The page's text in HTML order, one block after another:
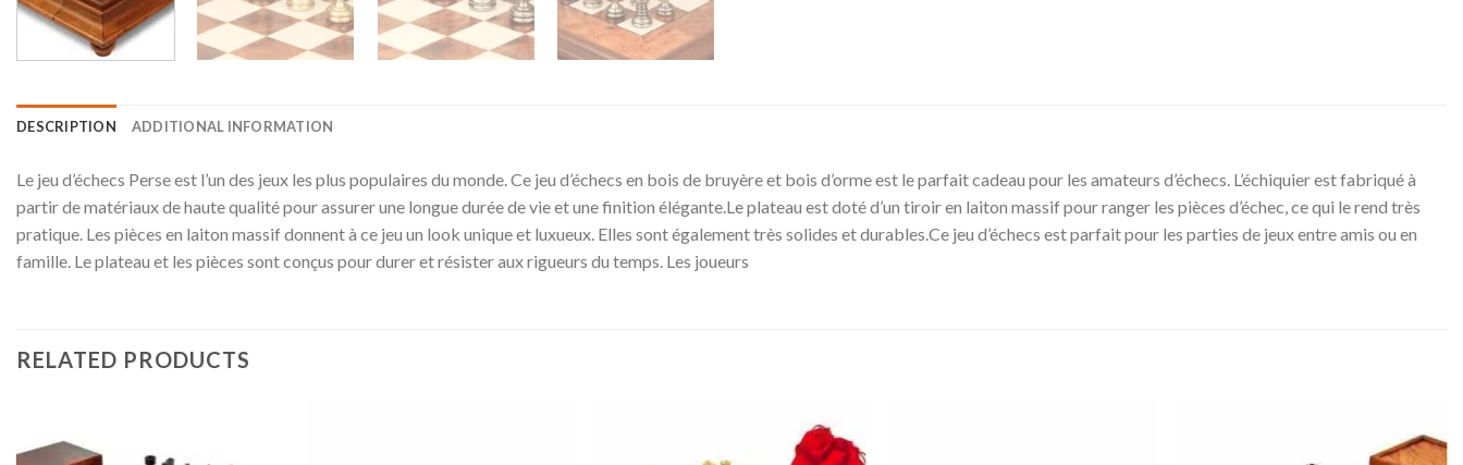
DESCRIPTION ADDITIONAL INFORMATION
Le jeu d’échecs Perse est l’un des jeux les plus populaires du monde. Ce jeu d’échecs en bois de bruyère et bois d’orme est le parfait cadeau pour les amateurs d’échecs. L’échiquier est fabriqué à
partir de matériaux de haute qualité pour assurer une longue durée de vie et une finition élégante.Le plateau est doté d’un tiroir en laiton massif pour ranger les pièces d’échec, ce qui le rend très
pratique. Les pièces en laiton massif donnent à ce jeu un look unique et luxueux. Elles sont également très solides et durables.Ce jeu d’échecs est parfait pour les parties de jeux entre amis ou en
famille. Le plateau et les pièces sont conçus pour durer et résister aux rigueurs du temps. Les joueurs
RELATED PRODUCTS